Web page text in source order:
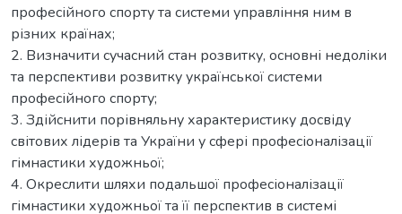
професійного спорту та системи управління ним в
різних країнах;
2. Визначити сучасний стан розвитку, основні недоліки
та перспективи розвитку української системи
професійного спорту;
3. Здійснити порівняльну характеристику досвіду
світових лідерів та України у сфері професіоналізації
гімнастики художньої;
4. Окреслити шляхи подальшої професіоналізації
гімнастики художньої та її перспектив в системі